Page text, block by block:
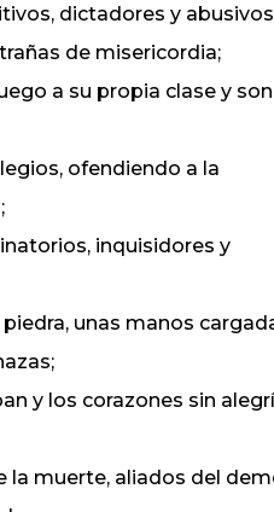
dictadores y
de misericordia;
a su propia clase y son
ofendiendo a la
inquisidores y
unas manos
y los corazones sin
la muerte, aliados del